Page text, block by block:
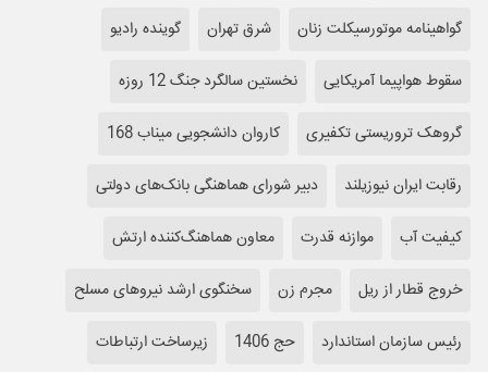
گواهینامه موتورسیکلت زنان
شرق تهران
گوینده رادیو
سقوط هواپیما آمریکایی
نخستین سالگرد جنگ 12 روزه
گروهک تروریستی تکفیری
کاروان دانشجویی میناب 168
رقابت ایران نیوزیلند
دبیر شورای هماهنگی بانک‌های دولتی
کیفیت آب
موازنه قدرت
معاون هماهنگ‌کننده ارتش
خروج قطار از ریل
مجرم زن
سخنگوی ارشد نیروهای مسلح
رئیس سازمان استاندارد
حج 1406 زیرساخت ارتباطات